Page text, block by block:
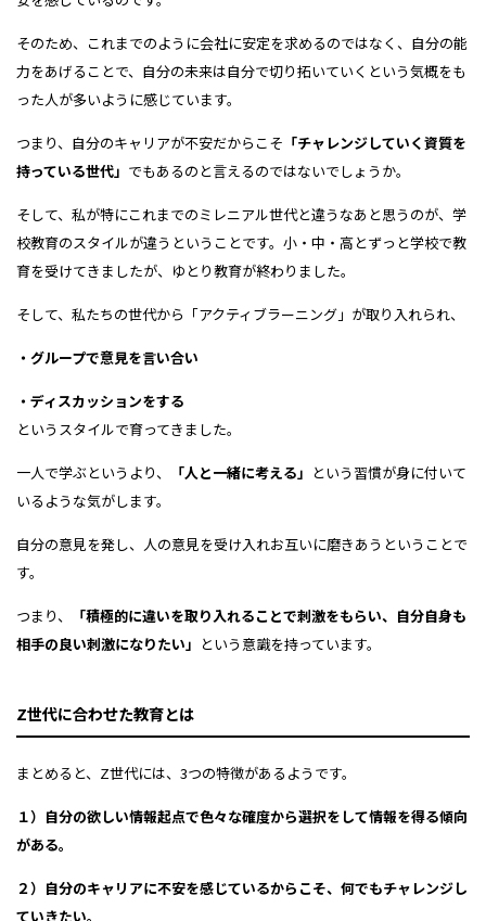
そのため、これまでのように会社に安定を求めるのではなく、 自分の能
力をあげることで、自分の未来は自分で切り拓いていくという気概をも
った人が多いように感じています。
つまり、 自分のキャリアが不安だからこそ 「チャレンジしていく資質を
持っている世代」 でもあるのと言えるのではないでしょうか。
そして、私が特にこれまでのミレニアル世代と違うなあと思うのが、 学
校教育のスタイルが違うということです。 小・中・高とずっと学校で教
育を受けてきましたが、 ゆとり教育が終わりました。
そして、私たちの世代から 「アクティブラーニング」が取り入れられ、
・ グループで意見を言い合い
・ディスカッションをする
というスタイルで育ってきました。
一人で学ぶというより、 「人と一緒に考える」 という習慣が身に付いて
いるような気がします。
自分の意見を発し、 人の意見を受け入れお互いに磨きあうということで
す。
つまり、
「積極的に違いを取り入れることで刺激をもらい、自分自身も
相手の良い刺激になりたい」 という意識を持っています。
Z世代に合わせた教育とは
まとめると、Z世代には、 3つの特徴があるようです。
１）自分の欲しい情報起点で色々な確度から選択をして情報を得る傾向
がある。
２）自分のキャリアに不安を感じているからこそ、何でもチャレンジし
ていきたい。